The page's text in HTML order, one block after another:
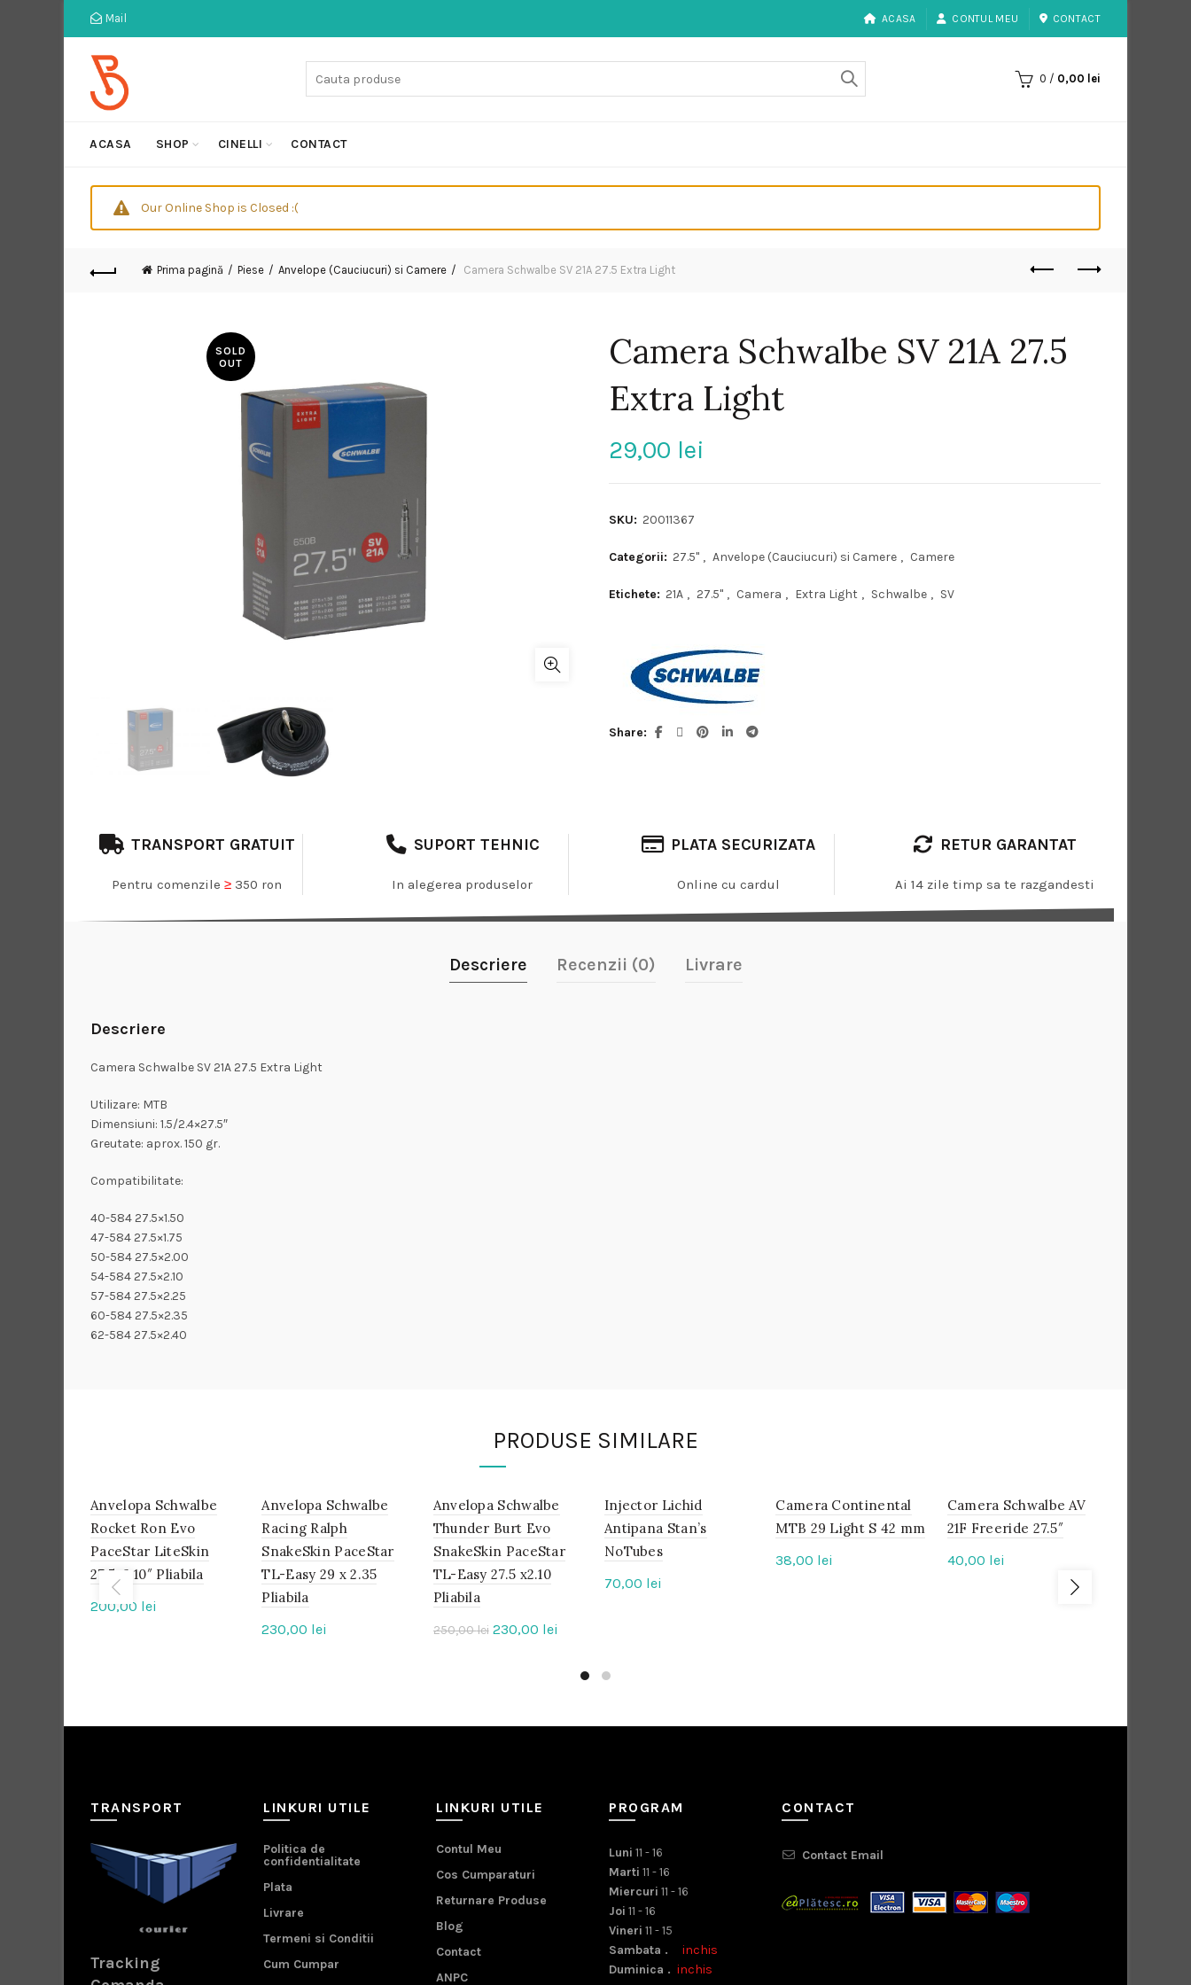
Mail ACASA CONTUL MEU CONTACT
0 / 0,00 lei
ACASA SHOP CINELLI CONTACT
Our Online Shop is Closed :(
Prima pagină Piese Anvelope (Cauciucuri) si Camere Camera Schwalbe SV 21A 27.5 Extra Light
SOLD
OUT
Camera Schwalbe SV 21A 27.5
Extra Light
29,00 lei
SKU: 20011367
Categorii: 27.5" , Anvelope (Cauciucuri) si Camere , Camere
Etichete: 21A , 27.5" , Camera , Extra Light , Schwalbe , SV
Share
TRANSPORT GRATUIT
Pentru comenzile ≥350 ron
SUPORT TEHNIC
In alegerea produselor
PLATA SECURIZATA
Online cu cardul
RETUR GARANTAT
Ai 14 zile timp sa te razgandesti
Descriere Recenzii (0) Livrare
Descriere
Camera Schwalbe SV 21A 27.5 Extra Light
Utilizare: MTB
Dimensiuni: 1.5/2.4×27.5″
Greutate: aprox. 150 gr.
Compatibilitate:
40-584 27.5×1.50
47-584 27.5×1.75
50-584 27.5×2.00
54-584 27.5×2.10
57-584 27.5×2.25
60-584 27.5×2.35
62-584 27.5×2.40
PRODUSE SIMILARE
IN
STOC
Anvelopa Schwalbe
Rocket Ron Evo
PaceStar LiteSkin
27.5×2.10″ Pliabila
200,00 lei
IN
STOC
Anvelopa Schwalbe
Racing Ralph
SnakeSkin PaceStar
TL-Easy 29 x 2.35
Pliabila
230,00 lei
-8%
IN
STOC
Anvelopa Schwalbe
Thunder Burt Evo
SnakeSkin PaceStar
TL-Easy 27.5 x2.10
Pliabila
250,00lei Prețul
230,00 lei
este:
IN
STOC
Injector Lichid
Antipana Stan’s
NoTubes
70,00 lei
IN
STOC
Camera Continental
MTB 29 Light S 42 mm
38,00 lei
IN
STOC
Camera Schwalbe AV
21F Freeride 27.5″
40,00 lei
TRANSPORT
Tracking
LINKURI UTILE
Politica de
confidentialitate
Plata
Livrare
Termeni si Conditii
Cum Cumpar
LINKURI UTILE
Contul Meu
Cos Cumparaturi
Returnare Produse
Blog
Contact
ANPC
PROGRAM
Luni 11 - 16
Marti 11 - 16
Miercuri 11 - 16
Joi 11 - 16
Vineri 11 - 15
Sambata . inchis
Duminica . inchis
CONTACT
Contact Email